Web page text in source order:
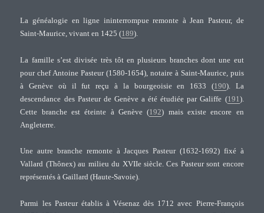
La généalogie en ligne ininterrompue remonte à Jean Pasteur, de
Saint-Maurice, vivant en 1425 (189).
La famille s’est divisée très tôt en plusieurs branches dont une eut
pour chef Antoine Pasteur (1580-1654), notaire à Saint-Maurice, puis
à Genève où il fut reçu à la bourgeoisie en 1633 (190). La
descendance des Pasteur de Genève a été étudiée par Galiffe (191 ).
Cette branche est éteinte à Genève (192) mais existe encore en
Angleterre.
Une autre branche remonte à Jacques Pasteur (1632-1692) fixé à
Vallard (Thônex) au milieu du XVIIe siècle. Ces Pasteur sont encore
représentés à Gaillard (Haute-Savoie).
Parmi les Pasteur établis à Vésenaz dès 1712 avec Pierre-François